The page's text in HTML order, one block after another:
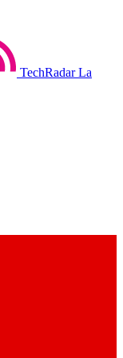
TechRadar La